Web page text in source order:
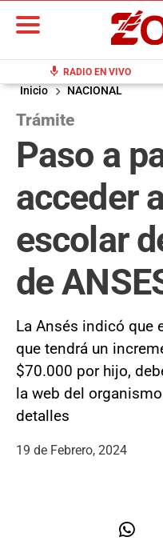
mic RADIO EN VIVO
Inicio NACIONAL
Trámite
Paso a
acceder
escolar
de
La Ansés indicó que
que tendrá un
$70.000 por hijo,
la web del
detalles
19 de Febrero, 2024